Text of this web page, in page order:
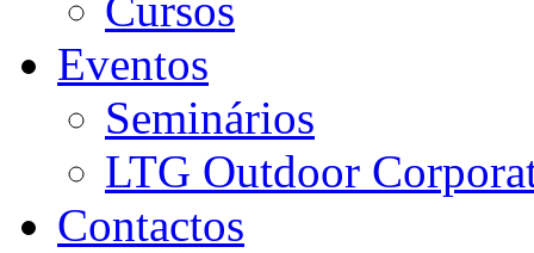
Cursos
Eventos
Seminários
LTG Outdoor
Contactos